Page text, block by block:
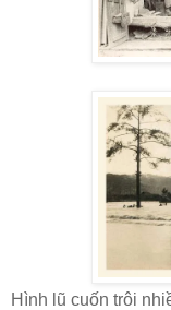
Hình lũ cuốn trôi